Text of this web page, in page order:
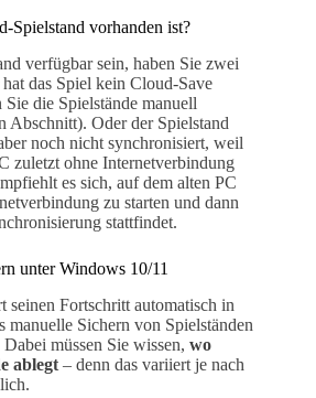
Spielstand vorhanden ist?
verfügbar sein, haben Sie zwei
das Spiel kein Cloud-Save
die Spielstände manuell
Abschnitt). Oder der Spielstand
noch nicht synchronisiert, weil
zuletzt ohne Internetverbindung
es sich, auf dem alten PC
zu starten und dann
stattfindet.
unter Windows 10/11
seinen Fortschritt automatisch in
manuelle Sichern von Spielständen
müssen Sie wissen, wo
ablegt – denn das variiert je nach